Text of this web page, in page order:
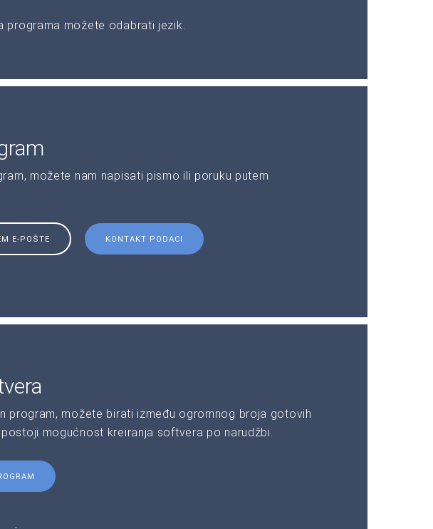
programa možete odabrati jezik.
možete nam napisati pismo ili poruku putem
E-POŠTE KONTAKT PODACI
program, možete birati između ogromnog broja gotovih
mogućnost kreiranja softvera po narudžbi.